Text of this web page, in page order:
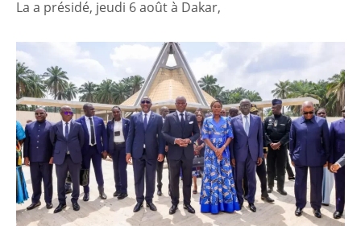
La a présidé, jeudi 6 août à Dakar,